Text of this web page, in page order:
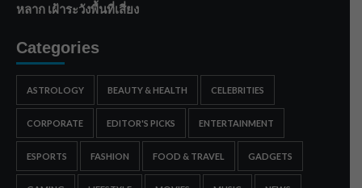
หลาก เฝ้าระวังพื้นที่เสี่ยง
Categories
ASTROLOGY BEAUTY & HEALTH CELEBRITIES
CORPORATE EDITOR'S PICKS ENTERTAINMENT
ESPORTS FASHION FOOD & TRAVEL GADGETS